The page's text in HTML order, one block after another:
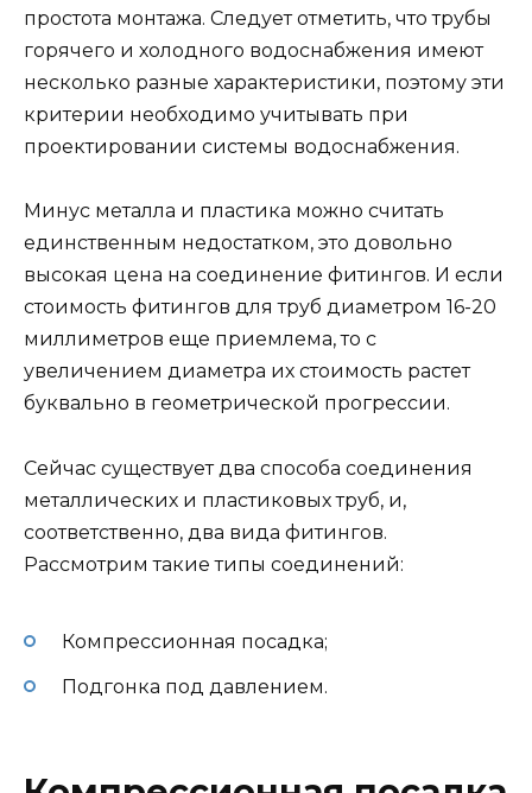
простота монтажа. Следует отметить, что трубы
горячего и холодного водоснабжения имеют
несколько разные характеристики, поэтому эти
критерии необходимо учитывать при
проектировании системы водоснабжения.
Минус металла и пластика можно считать
единственным недостатком, это довольно
высокая цена на соединение фитингов. И если
стоимость фитингов для труб диаметром 16-20
миллиметров еще приемлема, то с
увеличением диаметра их стоимость растет
буквально в геометрической прогрессии.
Сейчас существует два способа соединения
металлических и пластиковых труб, и,
соответственно, два вида фитингов.
Рассмотрим такие типы соединений:
Компрессионная посадка;
Подгонка под давлением.